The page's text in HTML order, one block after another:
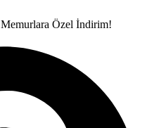
Memurlara Özel İndirim!